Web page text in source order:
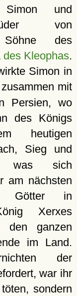
und
von
des
des Kleophas.
Simon in
zusammen mit
Persien, wo
des Königs
heutigen
Sieg und
was sich
am nächsten
Götter in
Xerxes
den ganzen
im Land.
der
war ihr
sondern